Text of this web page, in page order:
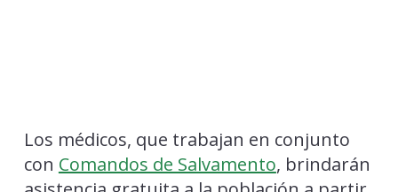
Los médicos, que trabajan en conjunto
con Comandos de Salvamento, brindarán